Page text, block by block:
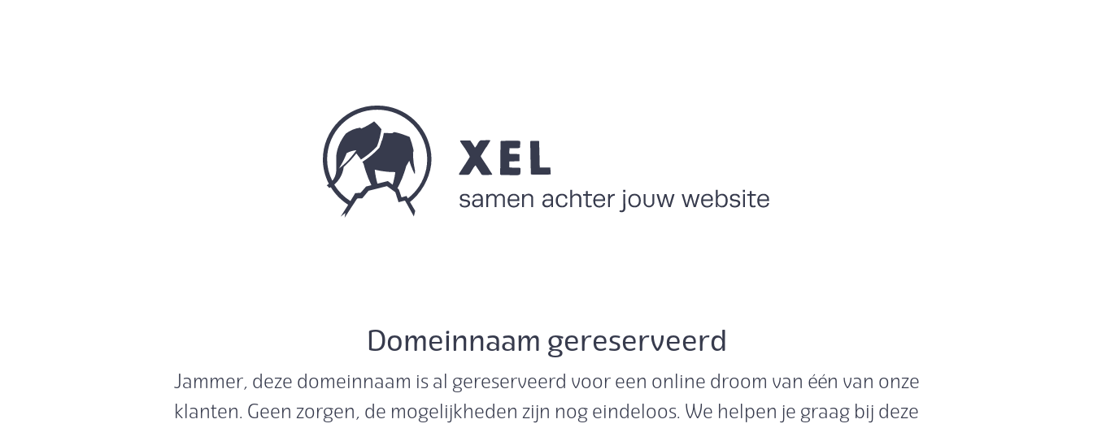
Domeinnaam gereserveerd
Jammer, deze domeinnaam is al gereserveerd voor een online droom van één van onze
klanten. Geen zorgen, de mogelijkheden zijn nog eindeloos. We helpen je graag bij deze